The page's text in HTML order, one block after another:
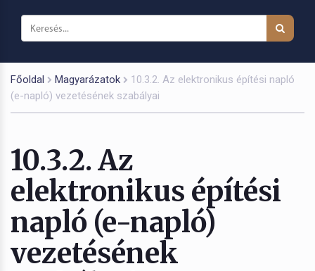
Főoldal Magyarázatok
10.3.2. Az elektronikus építési napló
(e-napló) vezetésének szabályai
10.3.2. Az
elektronikus építési
napló (e-napló)
vezetésének